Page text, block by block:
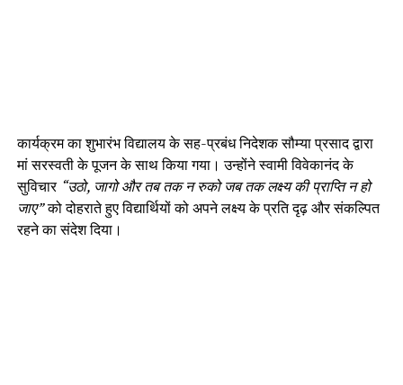
कार्यक्रम का शुभारंभ विद्यालय के सह-प्रबंध निदेशक सौम्या प्रसाद द्वारा
मां सरस्वती के पूजन के साथ किया गया। उन्होंने स्वामी विवेकानंद के
सुविचार “उठो, जागो और तब तक न रुको जब तक लक्ष्य की प्राप्ति न हो
जाए”को दोहराते हुए विद्यार्थियों को अपने लक्ष्य के प्रति दृढ़ और संकल्पित
रहने का संदेश दिया।